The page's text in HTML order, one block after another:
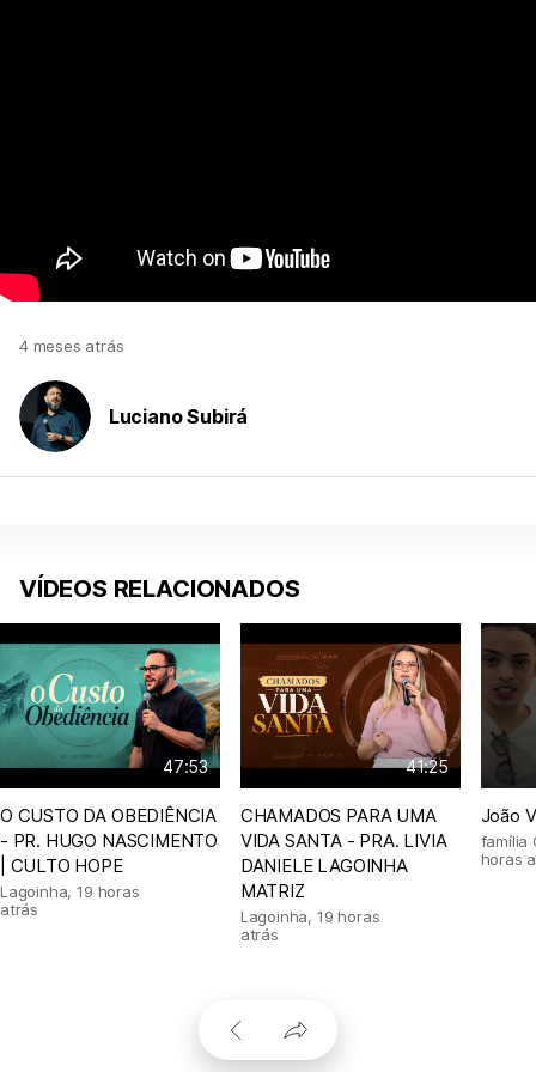
4 meses atrás
Luciano Subirá
VÍDEOS RELACIONADOS
47:53
O CUSTO DA OBEDIÊNCIA
- PR. HUGO NASCIMENTO
| CULTO HOPE
Lagoinha,19 horas
atrás
41:25
CHAMADOS PARA UMA
VIDA SANTA - PRA. LIVIA
DANIELE LAGOINHA
MATRIZ
Lagoinha, 19 horas
atrás
João
família
horas